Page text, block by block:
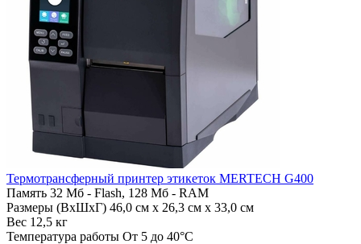
Термотрансферный принтер этикеток MERTECH G400
Память 32 Мб - Flash, 128 Мб - RAM
Размеры (ВхШхГ) 46,0 см х 26,3 см х 33,0 см
Вес 12,5 кг
Температура работы От 5 до 40°C